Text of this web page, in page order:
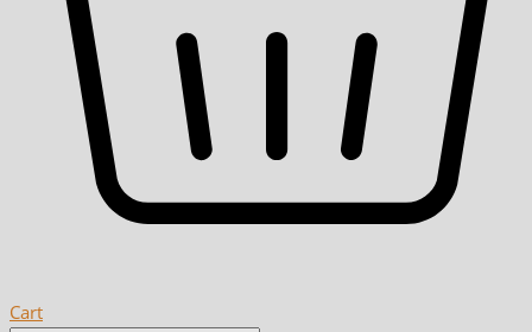
Cart